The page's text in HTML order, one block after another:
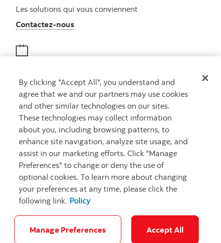
Les solutions qui vous conviennent
Contactez-nousAutres numéros, contactez-nous par
Rencontrez un conseiller
Prenez rendez-vous
Carrières Ma banque à moi Notes juridiques Confidentialité
By clicking "Accept All", you understand and
agree that we and our partners may use cookies
and other similar technologies on our sites.
These technologies may collect information
about you, including browsing patterns, to
enhance site navigation, analyze site usage, and
assist in our marketing efforts. Click "Manage
Preferences" to change or deny the use of
optional cookies. To learn more about changing
your preferences at any time, please click the
following link. Policy
Manage Preferences Accept All